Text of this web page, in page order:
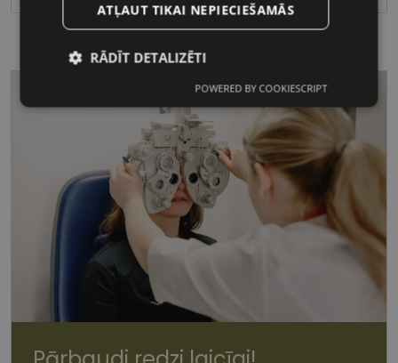
ATĻAUT TIKAI NEPIECIEŠAMĀS
RĀDĪT DETALIZĒTI
sīkdatnes
Statistikas
sīkdatnes
Mārketinga
sīkdatnes
Funkcionālās
sīkdatnes
POWERED BY COOKIESCRIPT